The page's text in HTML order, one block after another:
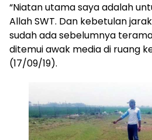
“Niatan utama saya adalah
Allah SWT. Dan kebetulan
sudah ada sebelumnya
ditemui awak media di ruang
(17/09/19).